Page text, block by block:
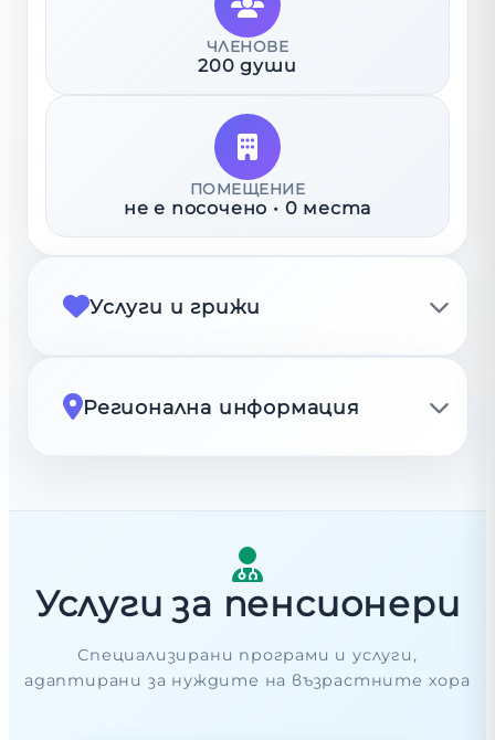
ЧЛЕНОВЕ
200 души
ПОМЕЩЕНИЕ
не е посочено • 0 места
Услуги и грижи
Регионална информация
Услуги за пенсионери
Специализирани програми и услуги,
адаптирани за нуждите на възрастните хора